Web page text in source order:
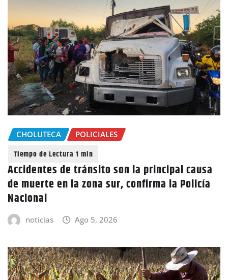
CHOLUTECA POLICIALES
Accidentes de tránsito son la principal causa
de muerte en la zona sur, confirma la Policía
Nacional
noticias Ago 5, 2026